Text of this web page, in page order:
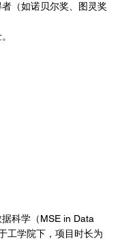
（如诺贝尔奖、图灵奖
科学（MSE in Data
工学院下，项目时长为